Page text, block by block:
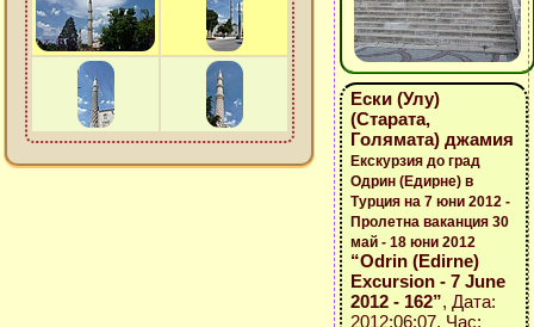
Ески (Улу)
(Старата,
Голямата) джамия
Екскурзия до град
Одрин (Едирне) в
Турция на 7 юни 2012 -
Пролетна ваканция 30
май - 18 юни 2012
“Odrin (Edirne)
Excursion - 7 June
2012 - 162”, Дата:
2012:06:07, Час: